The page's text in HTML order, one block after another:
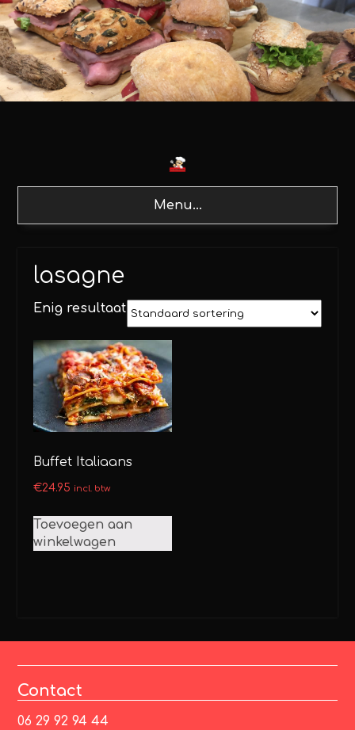
Menu...
lasagne
Enig resultaat
Buffet Italiaans
€24.95 incl. btw
Toevoegen aan
winkelwagen
Contact
06 29 92 94 44